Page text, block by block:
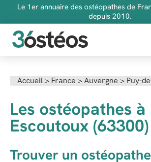
Le 1er annuaire des ostéopathes de
depuis 2010.
Inscrire son cabinet
Accueil> France >Auvergne > Puy-
Les ostéopathes à
Escoutoux (63300)
Trouver un